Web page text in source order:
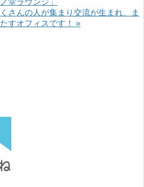
さんの人が集まり交流が生まれ、ま
すオフィスです！ »